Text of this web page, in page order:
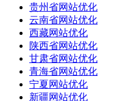
贵州省网站优化
云南省网站优化
西藏网站优化
陕西省网站优化
甘肃省网站优化
青海省网站优化
宁夏网站优化
新疆网站优化